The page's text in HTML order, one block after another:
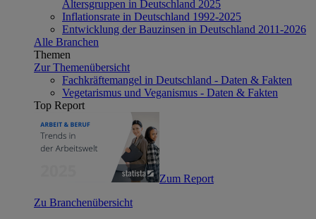
Altersgruppen in Deutschland 2025
Inflationsrate in Deutschland 1992-2025
Entwicklung der Bauzinsen in Deutschland 2011-2026
Alle Branchen
Themen
Zur Themenübersicht
Fachkräftemangel in Deutschland - Daten & Fakten
Vegetarismus und Veganismus - Daten & Fakten
Top Report
Zum Report
Zu Branchenübersicht